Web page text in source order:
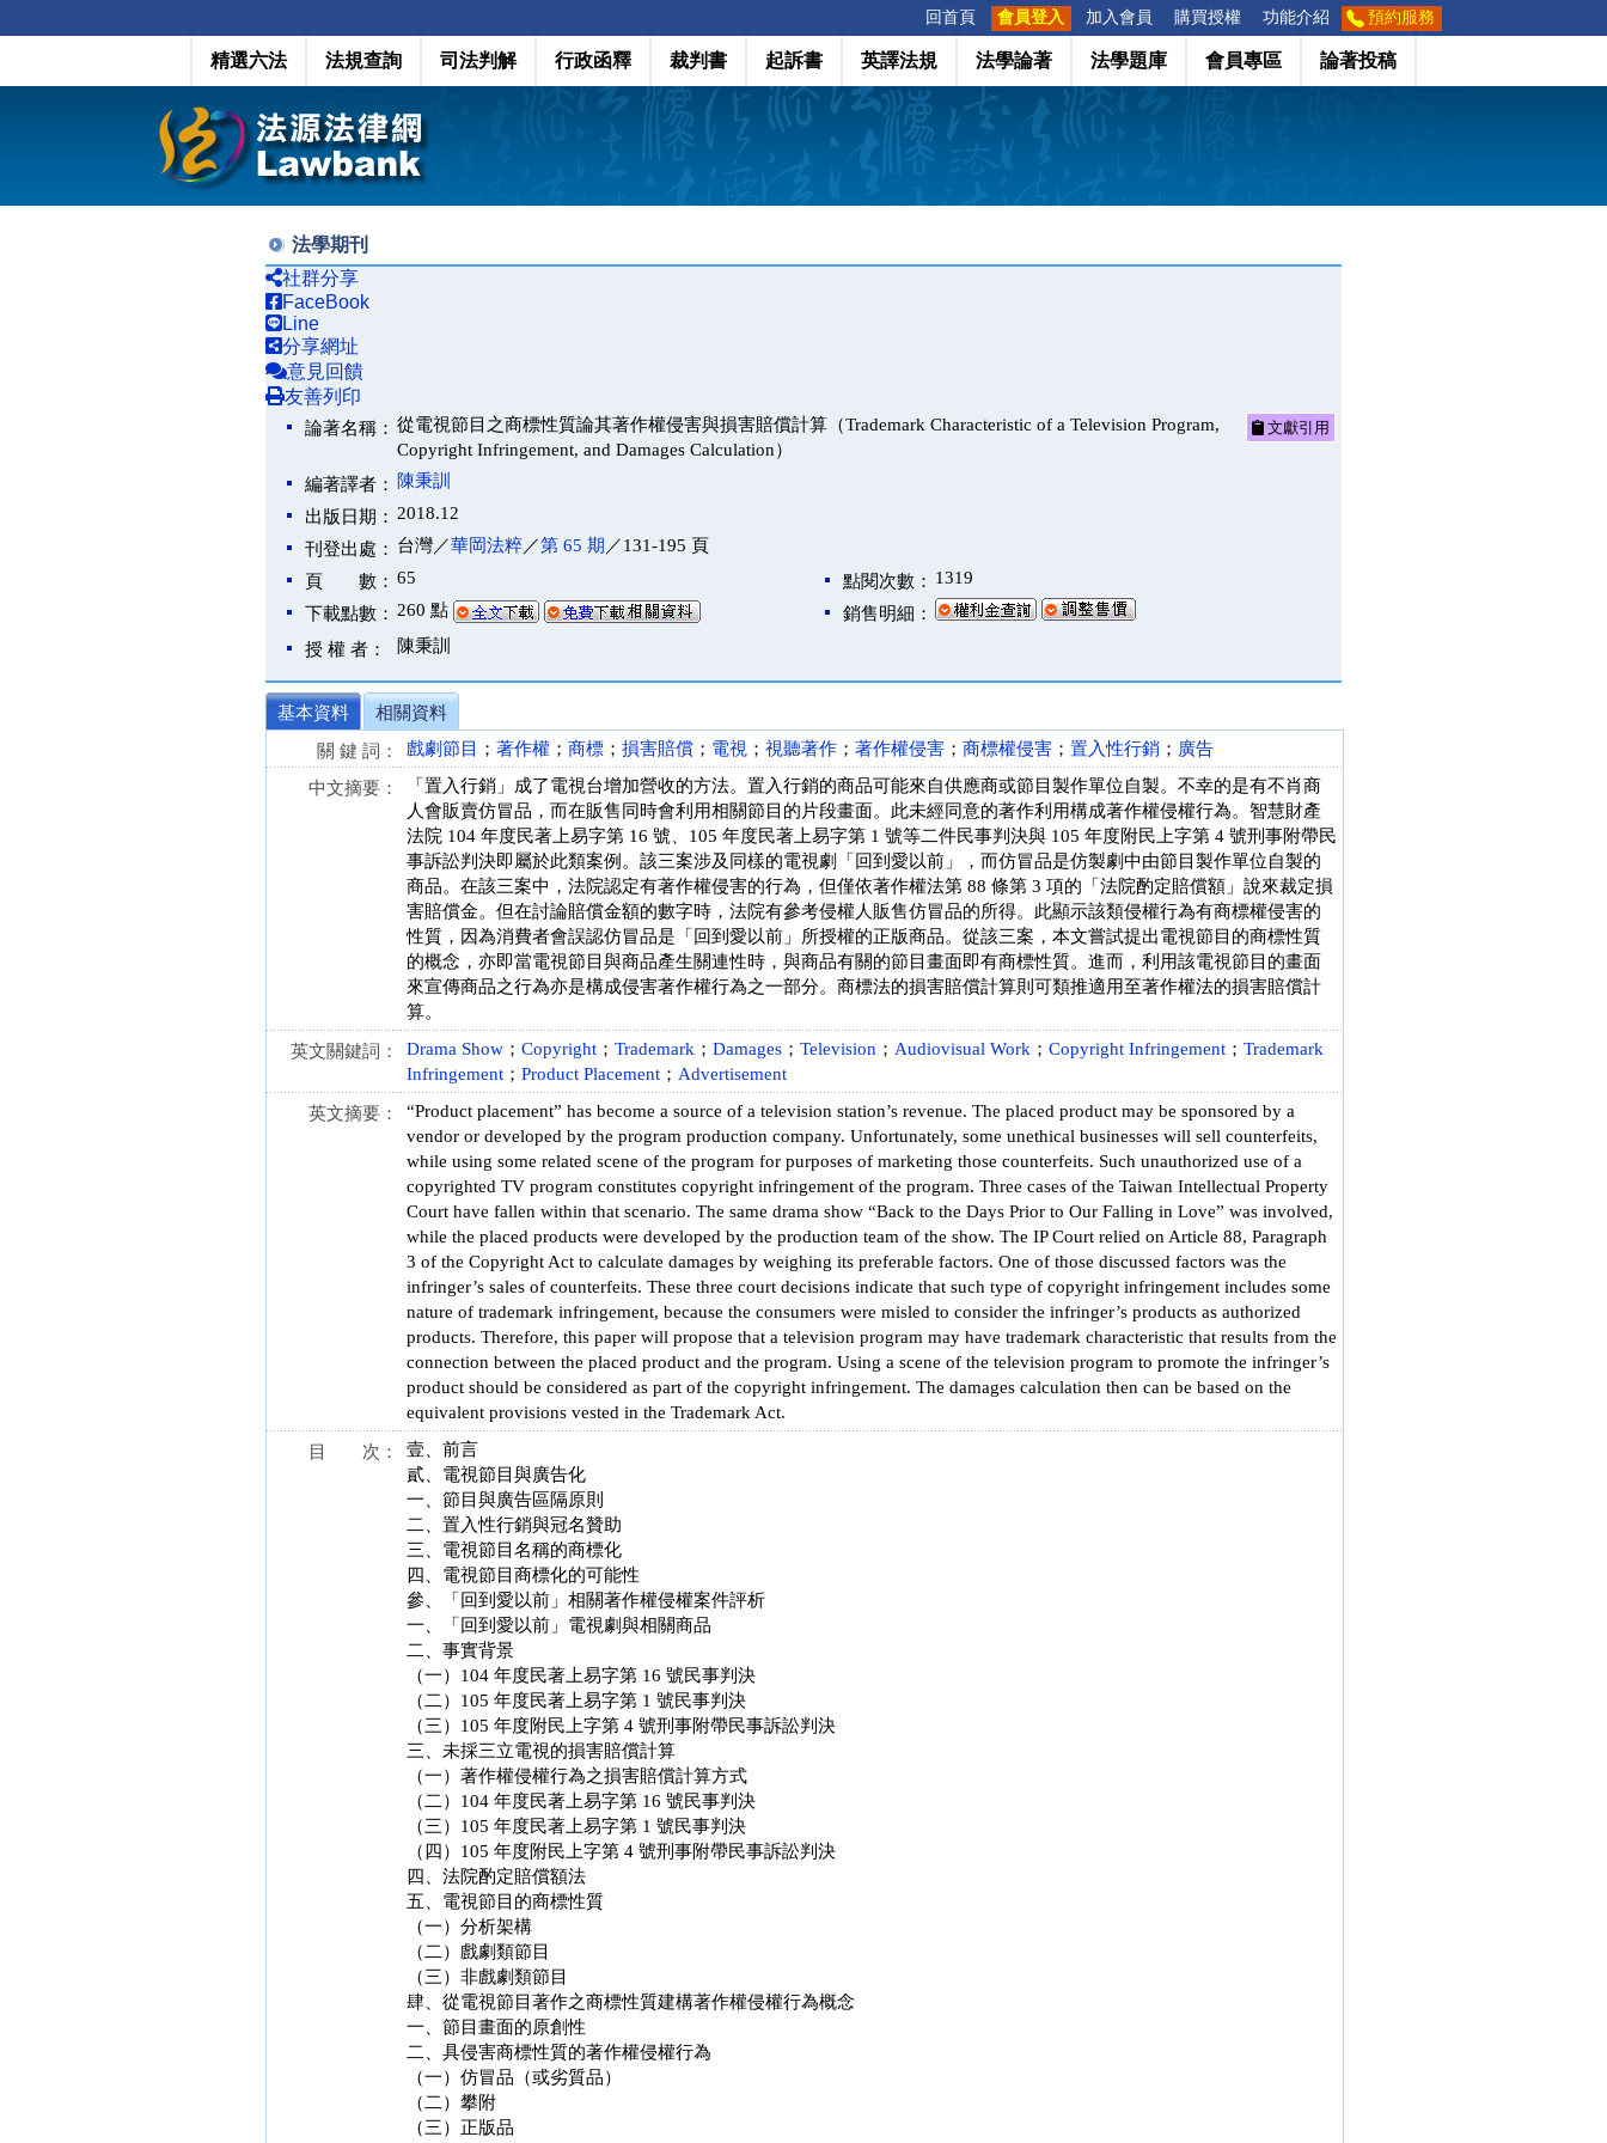
回首頁 會員登入 加入會員 購買授權 功能介紹 預約服務
精選六法 法規查詢 司法判解 行政函釋 裁判書 起訴書 英譯法規 法學論著 法學題庫 會員專區 論著投稿
法學期刊
社群分享
FaceBook
Line
分享網址
意見回饋
友善列印
論著名稱： 從電視節目之商標性質論其著作權侵害與損害賠償計算（Trademark Characteristic of a Television Program,
Copyright Infringement, and Damages Calculation）
文獻引用
編著譯者：
陳秉訓
出版日期： 2018.12
刊登出處： 台灣／華岡法粹／第 65 期 ／131-195 頁
頁 數： 65 點閱次數： 1319
下載點數： 260 點
銷售明細：
授 權 者：
陳秉訓
基本資料
相關資料
關 鍵 詞：
戲劇節目 ； 著作權 ； 商標 ； 損害賠償 ； 電視 ； 視聽著作 ； 著作權侵害 ； 商標權侵害 ； 置入性行銷 ； 廣告
中文摘要：
「置入行銷」成了電視台增加營收的方法。置入行銷的商品可能來自供應商或節目製作單位自製。不幸的是有不肖商
人會販賣仿冒品，而在販售同時會利用相關節目的片段畫面。此未經同意的著作利用構成著作權侵權行為。智慧財產
法院 104 年度民著上易字第 16 號、105 年度民著上易字第 1 號等二件民事判決與 105 年度附民上字第 4 號刑事附帶民
事訴訟判決即屬於此類案例。該三案涉及同樣的電視劇「回到愛以前」，而仿冒品是仿製劇中由節目製作單位自製的
商品。在該三案中，法院認定有著作權侵害的行為，但僅依著作權法第 88 條第 3 項的「法院酌定賠償額」說來裁定損
害賠償金。但在討論賠償金額的數字時，法院有參考侵權人販售仿冒品的所得。此顯示該類侵權行為有商標權侵害的
性質，因為消費者會誤認仿冒品是「回到愛以前」所授權的正版商品。從該三案，本文嘗試提出電視節目的商標性質
的概念，亦即當電視節目與商品產生關連性時，與商品有關的節目畫面即有商標性質。進而，利用該電視節目的畫面
來宣傳商品之行為亦是構成侵害著作權行為之一部分。商標法的損害賠償計算則可類推適用至著作權法的損害賠償計
算。
英文關鍵詞： Drama Show ； Copyright ； Trademark ； Damages ； Television ； Audiovisual Work ； Copyright Infringement ； Trademark
Infringement ； Product Placement ； Advertisement
英文摘要：
“Product placement” has become a source of a television station’s revenue. The placed product may be sponsored by a
vendor or developed by the program production company. Unfortunately, some unethical businesses will sell counterfeits,
while using some related scene of the program for purposes of marketing those counterfeits. Such unauthorized use of a
copyrighted TV program constitutes copyright infringement of the program. Three cases of the Taiwan Intellectual Property
Court have fallen within that scenario. The same drama show “Back to the Days Prior to Our Falling in Love” was involved,
while the placed products were developed by the production team of the show. The IP Court relied on Article 88, Paragraph
3 of the Copyright Act to calculate damages by weighing its preferable factors. One of those discussed factors was the
infringer’s sales of counterfeits. These three court decisions indicate that such type of copyright infringement includes some
nature of trademark infringement, because the consumers were misled to consider the infringer’s products as authorized
products. Therefore, this paper will propose that a television program may have trademark characteristic that results from the
connection between the placed product and the program. Using a scene of the television program to promote the infringer’s
product should be considered as part of the copyright infringement. The damages calculation then can be based on the
equivalent provisions vested in the Trademark Act.
目 次：
壹、前言
貳、電視節目與廣告化
一、節目與廣告區隔原則
二、置入性行銷與冠名贊助
三、電視節目名稱的商標化
四、電視節目商標化的可能性
參、「回到愛以前」相關著作權侵權案件評析
一、「回到愛以前」電視劇與相關商品
二、事實背景
（一）104 年度民著上易字第 16 號民事判決
（二）105 年度民著上易字第 1 號民事判決
（三）105 年度附民上字第 4 號刑事附帶民事訴訟判決
三、未採三立電視的損害賠償計算
（一）著作權侵權行為之損害賠償計算方式
（二）104 年度民著上易字第 16 號民事判決
（三）105 年度民著上易字第 1 號民事判決
（四）105 年度附民上字第 4 號刑事附帶民事訴訟判決
四、法院酌定賠償額法
五、電視節目的商標性質
（一）分析架構
（二）戲劇類節目
（三）非戲劇類節目
肆、從電視節目著作之商標性質建構著作權侵權行為概念
一、節目畫面的原創性
二、具侵害商標性質的著作權侵權行為
（一）仿冒品（或劣質品）
（二）攀附
（三）正版品